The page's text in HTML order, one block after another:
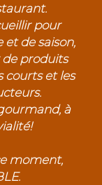
pour
de saison,
produits
courts et les
à
moment,